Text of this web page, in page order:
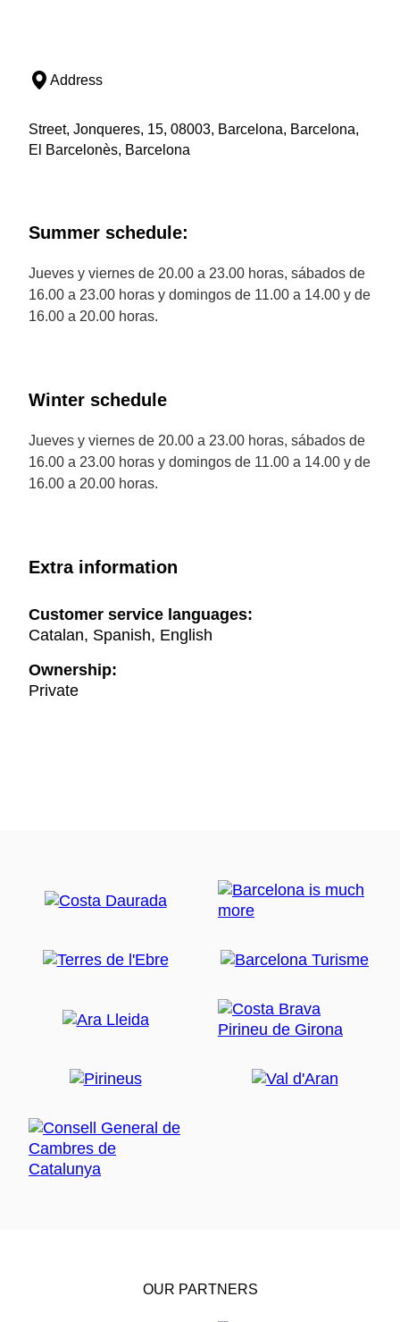
Address
Street, Jonqueres, 15, 08003, Barcelona, Barcelona,
El Barcelonès, Barcelona
Summer schedule:
Jueves y viernes de 20.00 a 23.00 horas, sábados de
16.00 a 23.00 horas y domingos de 11.00 a 14.00 y de
16.00 a 20.00 horas.
Winter schedule
Jueves y viernes de 20.00 a 23.00 horas, sábados de
16.00 a 23.00 horas y domingos de 11.00 a 14.00 y de
16.00 a 20.00 horas.
Extra information
Customer service languages:
Catalan, Spanish, English
Ownership:
Private
OUR PARTNERS